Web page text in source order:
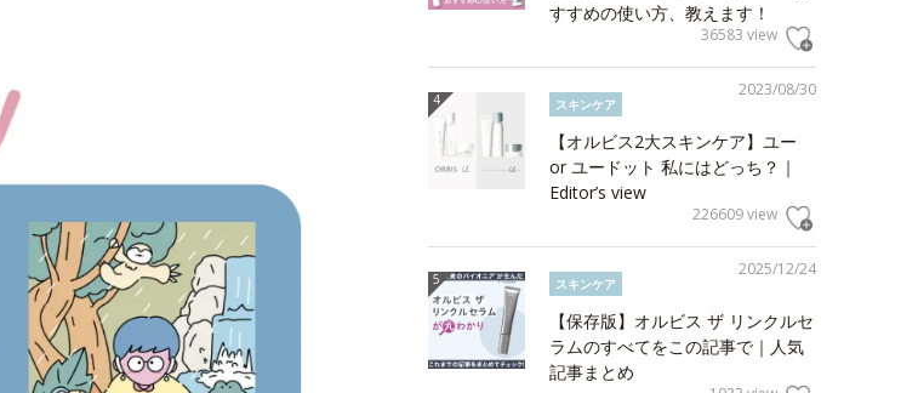
すすめの使い方、教えます！
36583 view
2023/08/30
スキンケア
【オルビス2大スキンケア】ユー
or ユードット 私にはどっち？｜
Editor’s view
226609 view
2025/12/24
スキンケア
【保存版】オルビス ザ リンクルセ
ラムのすべてをこの記事で｜人気
記事まとめ